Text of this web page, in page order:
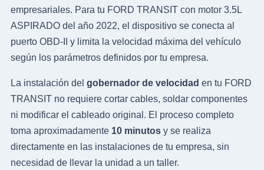
empresariales. Para tu FORD TRANSIT con motor 3.5L
ASPIRADO del año 2022, el dispositivo se conecta al
puerto OBD-II y limita la velocidad máxima del vehículo
según los parámetros definidos por tu empresa.
La instalación del gobernador de velocidad en tu FORD
TRANSIT no requiere cortar cables, soldar componentes
ni modificar el cableado original. El proceso completo
toma aproximadamente 10 minutosy se realiza
directamente en las instalaciones de tu empresa, sin
necesidad de llevar la unidad a un taller.